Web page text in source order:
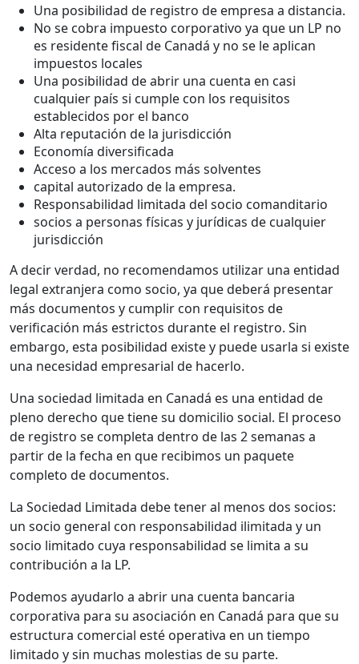
Una posibilidad de registro de empresa a distancia.
No se cobra impuesto corporativo ya que un LP no
es residente fiscal de Canadá y no se le aplican
impuestos locales
Una posibilidad de abrir una cuenta en casi
cualquier país si cumple con los requisitos
establecidos por el banco
Alta reputación de la jurisdicción
Economía diversificada
Acceso a los mercados más solventes
capital autorizado de la empresa.
Responsabilidad limitada del socio comanditario
socios a personas físicas y jurídicas de cualquier
jurisdicción
A decir verdad, no recomendamos utilizar una entidad
legal extranjera como socio, ya que deberá presentar
más documentos y cumplir con requisitos de
verificación más estrictos durante el registro. Sin
embargo, esta posibilidad existe y puede usarla si existe
una necesidad empresarial de hacerlo.
Una sociedad limitada en Canadá es una entidad de
pleno derecho que tiene su domicilio social. El proceso
de registro se completa dentro de las 2 semanas a
partir de la fecha en que recibimos un paquete
completo de documentos.
La Sociedad Limitada debe tener al menos dos socios:
un socio general con responsabilidad ilimitada y un
socio limitado cuya responsabilidad se limita a su
contribución a la LP.
Podemos ayudarlo a abrir una cuenta bancaria
corporativa para su asociación en Canadá para que su
estructura comercial esté operativa en un tiempo
limitado y sin muchas molestias de su parte.